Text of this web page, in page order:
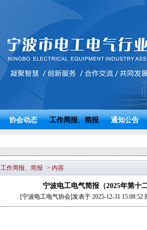
协会动态 工作周报、简报 通知公告
工作周报、简报 > 内容
宁波电工电气简报（2025年第十
[宁波电工电气协会]发表于 2025-12-31 15:08:52